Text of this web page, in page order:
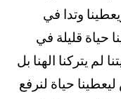
وتدا في
حياة قليلة في
لم يتركنا الهنا بل
حياة لنرفع